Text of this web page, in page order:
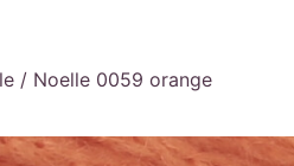
/ Noelle 0059 orange